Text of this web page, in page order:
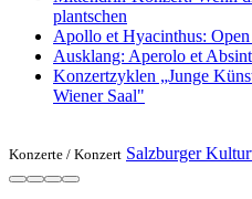
plantschen
Apollo et Hyacinthus:
Ausklang: Aperolo et
Konzertzyklen „Junge
Wiener Saal"
Konzerte / Konzert Salzburger